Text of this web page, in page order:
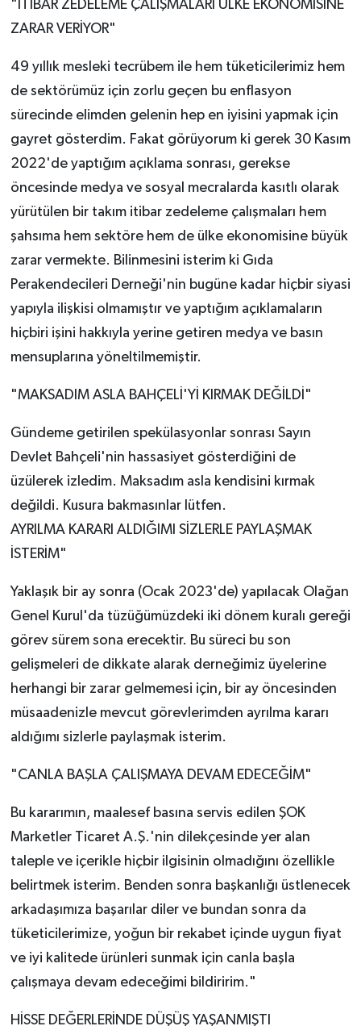
"İTİBAR ZEDELEME ÇALIŞMALARI ÜLKE EKONOMİSİNE
ZARAR VERİYOR"
49 yıllık mesleki tecrübem ile hem tüketicilerimiz hem
de sektörümüz için zorlu geçen bu enflasyon
sürecinde elimden gelenin hep en iyisini yapmak için
gayret gösterdim. Fakat görüyorum ki gerek 30 Kasım
2022'de yaptığım açıklama sonrası, gerekse
öncesinde medya ve sosyal mecralarda kasıtlı olarak
yürütülen bir takım itibar zedeleme çalışmaları hem
şahsıma hem sektöre hem de ülke ekonomisine büyük
zarar vermekte. Bilinmesini isterim ki Gıda
Perakendecileri Derneği'nin bugüne kadar hiçbir siyasi
yapıyla ilişkisi olmamıştır ve yaptığım açıklamaların
hiçbiri işini hakkıyla yerine getiren medya ve basın
mensuplarına yöneltilmemiştir.
"MAKSADIM ASLA BAHÇELİ'Yİ KIRMAK DEĞİLDİ"
Gündeme getirilen spekülasyonlar sonrası Sayın
Devlet Bahçeli'nin hassasiyet gösterdiğini de
üzülerek izledim. Maksadım asla kendisini kırmak
değildi. Kusura bakmasınlar lütfen.
AYRILMA KARARI ALDIĞIMI SİZLERLE PAYLAŞMAK
İSTERİM"
Yaklaşık bir ay sonra (Ocak 2023'de) yapılacak Olağan
Genel Kurul'da tüzüğümüzdeki iki dönem kuralı gereği
görev sürem sona erecektir. Bu süreci bu son
gelişmeleri de dikkate alarak derneğimiz üyelerine
herhangi bir zarar gelmemesi için, bir ay öncesinden
müsaadenizle mevcut görevlerimden ayrılma kararı
aldığımı sizlerle paylaşmak isterim.
"CANLA BAŞLA ÇALIŞMAYA DEVAM EDECEĞİM"
Bu kararımın, maalesef basına servis edilen ŞOK
Marketler Ticaret A.Ş.'nin dilekçesinde yer alan
taleple ve içerikle hiçbir ilgisinin olmadığını özellikle
belirtmek isterim. Benden sonra başkanlığı üstlenecek
arkadaşımıza başarılar diler ve bundan sonra da
tüketicilerimize, yoğun bir rekabet içinde uygun fiyat
ve iyi kalitede ürünleri sunmak için canla başla
çalışmaya devam edeceğimi bildiririm."
HİSSE DEĞERLERİNDE DÜŞÜŞ YAŞANMIŞTI